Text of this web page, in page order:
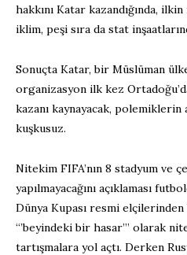
hakkını Katar kazandığında,
iklim, peşi sıra da stat
Sonuçta Katar, bir Müslüman
organizasyon ilk kez
kazanı kaynayacak,
kuşkusuz.
Nitekim FIFA’nın 8 stadyum ve
yapılmayacağını açıklaması
Dünya Kupası resmi
“’beyindeki bir hasar”’ olarak
tartışmalara yol açtı. Derken